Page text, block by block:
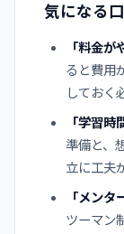
気になる
「料金が
ると費用
しておく
「学習時
準備と、
立に工夫
「メンタ
ツーマン